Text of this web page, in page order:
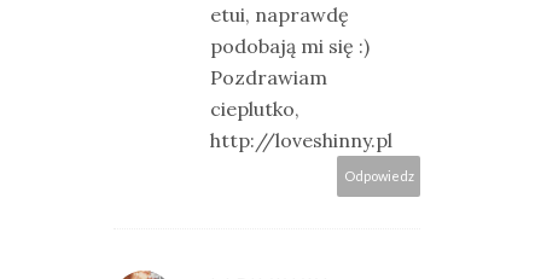
etui, naprawdę
podobają mi się :)
Pozdrawiam
cieplutko,
http://loveshinny.pl
Odpowiedz